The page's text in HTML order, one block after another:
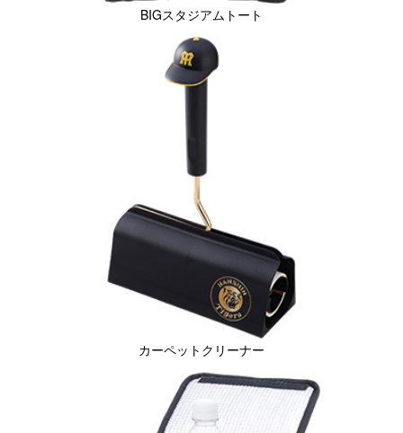
BIGスタジアムトート
カーペットクリーナー